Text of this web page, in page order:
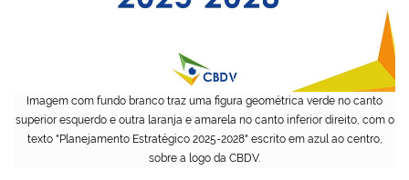
Imagem com fundo branco traz uma figura geométrica verde no canto
superior esquerdo e outra laranja e amarela no canto inferior direito, com o
texto "Planejamento Estratégico 2025-2028" escrito em azul ao centro,
sobre a logo da CBDV.